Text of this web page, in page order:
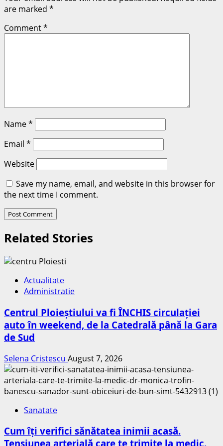
are marked *
Comment*
Name*
Email *
Website
Save my name, email, and website in this browser for
the next time I comment.
Related Stories
Actualitate
Administratie
Centrul Ploieștiului va fi ÎNCHIS circulației
auto în weekend, de la Catedrală până la Gara
de Sud
Selena Cristescu August 7, 2026
Sanatate
Cum îți verifici sănătatea inimii acasă.
Tensiunea arterială care te trimite la medic.